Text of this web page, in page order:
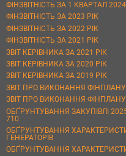
ФІНЗВІТНІСТЬ ЗА 1 КВАРТАЛ
ФІНЗВІТНІСТЬ ЗА 2023 РІК
ФІНЗВІТНІСТЬ ЗА 2022 РІК
ФІНЗВІТНІСТЬ ЗА 2021 РІК
ЗВІТ КЕРІВНИКА ЗА 2021 РІК
ЗВІТ КЕРІВНИКА ЗА 2020 РІК
ЗВІТ КЕРІВНИКА ЗА 2019 РІК
ЗВІТ ПРО ВИКОНАННЯ
ЗВІТ ПРО ВИКОНАННЯ ФІНПЛАНУ
ОБҐРУНТУВАННЯ ЗАКУПІВЛІ
710
ОБҐРУНТУВАННЯ
ГЕНЕРАТОРІВ
ОБҐРУНТУВАННЯ